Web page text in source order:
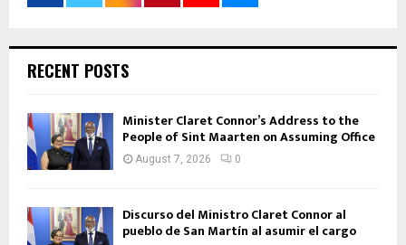
RECENT POSTS
Minister Claret Connor’s Address to the
People of Sint Maarten on Assuming Office
August 7, 2026 0
Discurso del Ministro Claret Connor al
pueblo de San Martín al asumir el cargo